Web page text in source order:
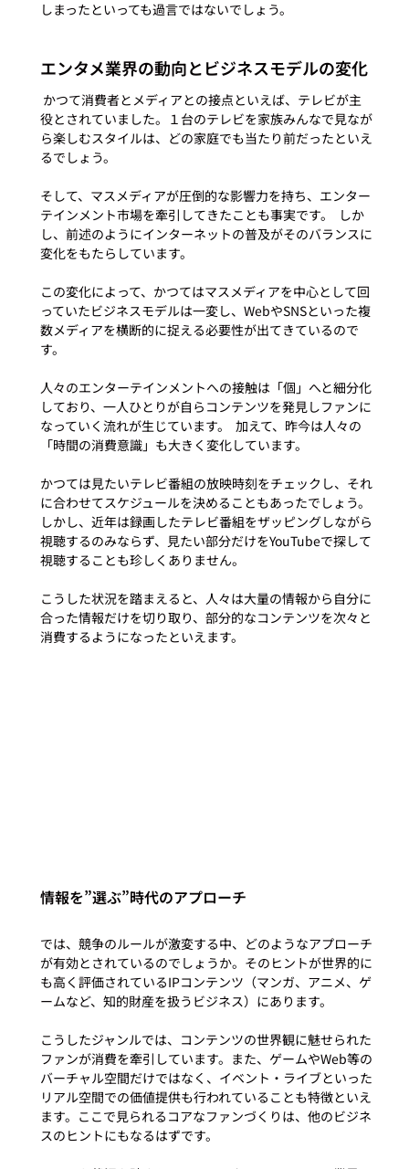
エンタメ業界の動向とビジネスモデルの変化
役とされていました。１台のテレビを家族みんなで見なが
ら楽しむスタイルは、どの家庭でも当たり前だったといえ
るでしょう。
そして、マスメディアが圧倒的な影響力を持ち、エンター
テインメント市場を牽引してきたことも事実です。  しか
し、前述のようにインターネットの普及がそのバランスに
変化をもたらしています。
この変化によって、かつてはマスメディアを中心として回
っていたビジネスモデルは一変し、WebやSNSといった複
数メディアを横断的に捉える必要性が出てきているので
す。
人々のエンターテインメントへの接触は「個」へと細分化
しており、一人ひとりが自らコンテンツを発見しファンに
なっていく流れが生じています。  加えて、昨今は人々の
「時間の消費意識」も大きく変化しています。
かつては見たいテレビ番組の放映時刻をチェックし、それ
に合わせてスケジュールを決めることもあったでしょう。
しかし、近年は録画したテレビ番組をザッピングしながら
視聴するのみならず、見たい部分だけをYouTubeで探して
視聴することも珍しくありません。
こうした状況を踏まえると、人々は大量の情報から自分に
合った情報だけを切り取り、部分的なコンテンツを次々と
消費するようになったといえます。
情報を”選ぶ”時代のアプローチ
では、競争のルールが激変する中、どのようなアプローチ
が有効とされているのでしょうか。そのヒントが世界的に
も高く評価されているIPコンテンツ（マンガ、アニメ、ゲ
ームなど、知的財産を扱うビジネス）にあります。
こうしたジャンルでは、コンテンツの世界観に魅せられた
ファンが消費を牽引しています。また、ゲームやWeb等の
バーチャル空間だけではなく、イベント・ライブといった
リアル空間での価値提供も行われていることも特徴といえ
ます。ここで見られるコアなファンづくりは、他のビジネ
スのヒントにもなるはずです。